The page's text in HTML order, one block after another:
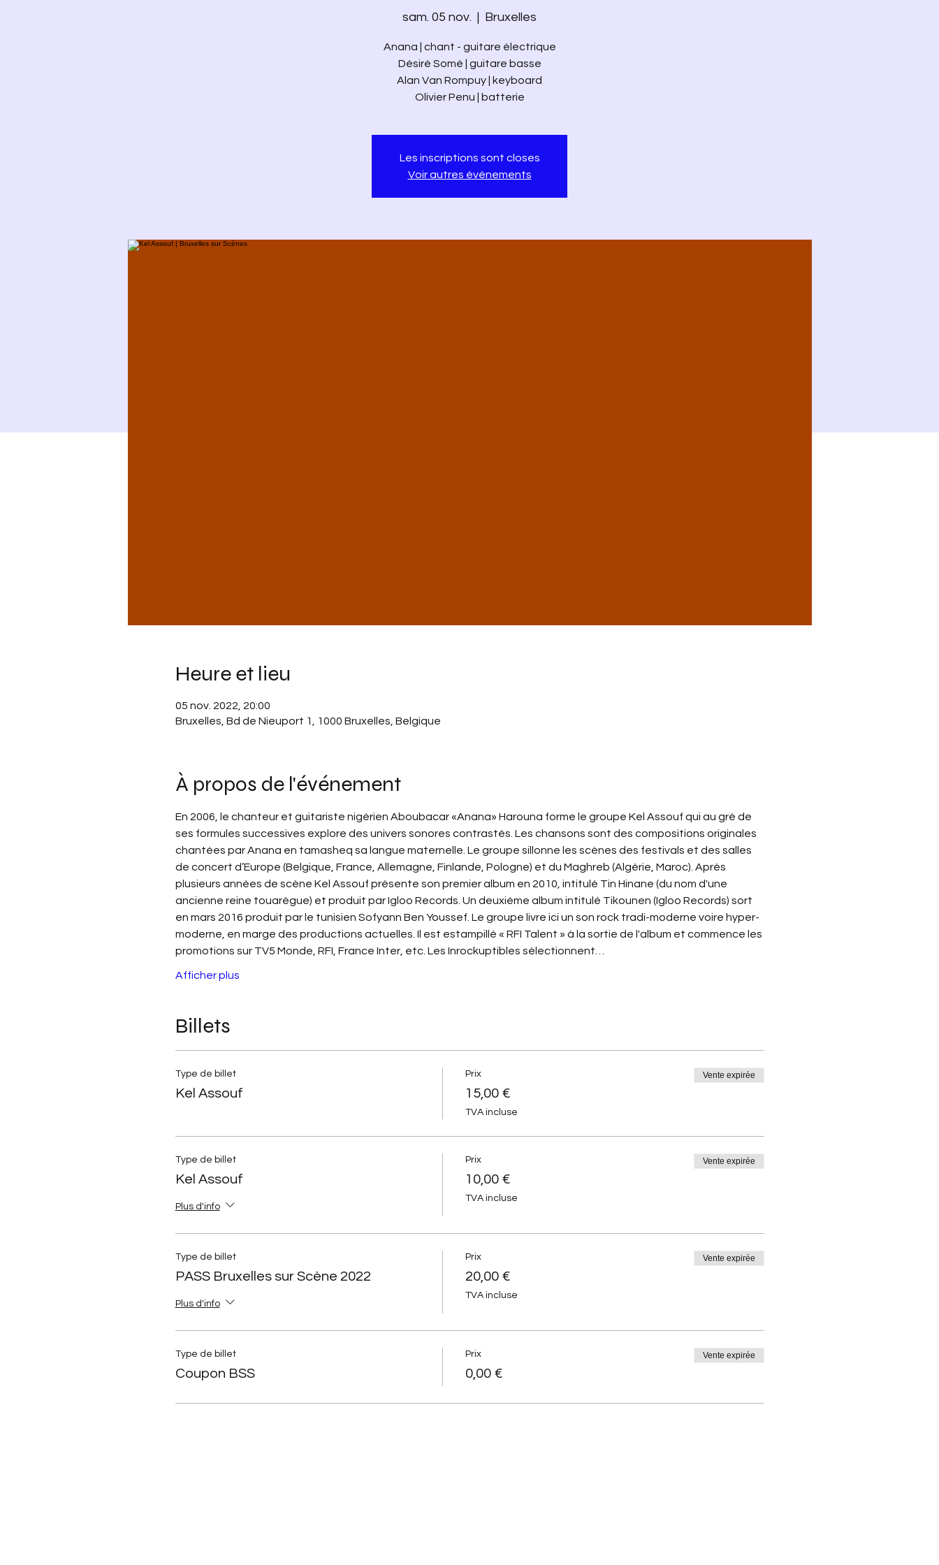
sam. 05 nov.
  |
Bruxelles
Anana | chant - guitare électrique
Désiré Somé | guitare basse
Alan Van Rompuy | keyboard
Olivier Penu | batterie
Les inscriptions sont closes
Voir autres événements
Heure et lieu
05 nov. 2022, 20:00
Bruxelles, Bd de Nieuport 1, 1000 Bruxelles, Belgique
À propos de l'événement
En 2006, le chanteur et guitariste nigérien Aboubacar «Anana» Harouna forme le groupe Kel Assouf qui au gré de
ses formules successives explore des univers sonores contrastés. Les chansons sont des compositions originales
chantées par Anana en tamasheq sa langue maternelle. Le groupe sillonne les scènes des festivals et des salles
de concert d’Europe (Belgique, France, Allemagne, Finlande, Pologne) et du Maghreb (Algérie, Maroc). Après
plusieurs années de scène Kel Assouf présente son premier album en 2010, intitulé Tin Hinane (du nom d'une
ancienne reine touarègue) et produit par Igloo Records. Un deuxième album intitulé Tikounen (Igloo Records) sort
en mars 2016 produit par le tunisien Sofyann Ben Youssef. Le groupe livre ici un son rock tradi-moderne voire hyper-
moderne, en marge des productions actuelles. Il est estampillé « RFI Talent » à la sortie de l'album et commence les
promotions sur TV5 Monde, RFI, France Inter, etc. Les Inrockuptibles sélectionnent…
Afficher plus
Billets
Type de billet
Kel Assouf
Prix
15,00 €
TVA incluse
Vente expirée
Type de billet
Kel Assouf
Plus d'info
Prix
10,00 €
TVA incluse
Vente expirée
Type de billet
PASS Bruxelles sur Scène 2022
Plus d'info
Prix
20,00 €
TVA incluse
Vente expirée
Type de billet
Coupon BSS
Prix
0,00 €
Vente expirée